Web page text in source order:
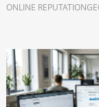
ONLINE REPUTATION